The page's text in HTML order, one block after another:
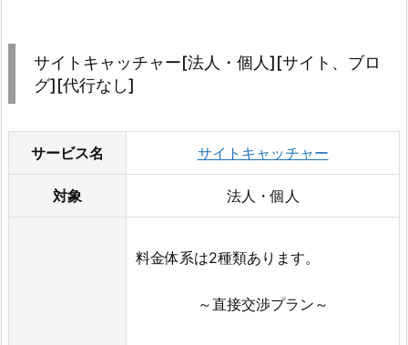
サイトキャッチャー[法人・個人][サイト、ブロ
グ][代行なし]
サービス名 サイトキャッチャー
対象 法人・個人
料金体系は2種類あります。
～直接交渉プラン～